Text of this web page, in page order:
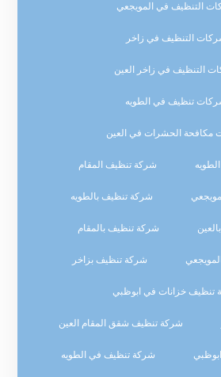
التنظيف في المويجعي
التنظيف في زاخر
التنظيف في زاخر العين
تنظيف في الطويه
مكافحة الحشرات في العين
شركة تنظيف المقام
شركة تنظيف بالطويه
شركة تنظيف بالمقام
شركة تنظيف بزاخر
تنظيف خزانات في ابوظبي
شركة تنظيف شقق المقام العين
شركة تنظيف في الطويه